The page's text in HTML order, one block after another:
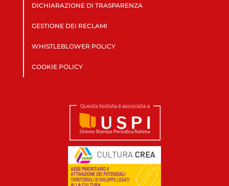
DICHIARAZIONE DI TRASPARENZA
GESTIONE DEI RECLAMI
WHISTLEBLOWER POLICY
COOKIE POLICY